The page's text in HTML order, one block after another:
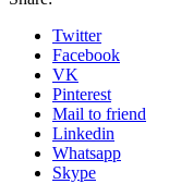
Twitter
Facebook
VK
Pinterest
Mail to friend
Linkedin
Whatsapp
Skype